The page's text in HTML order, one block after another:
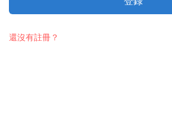
還沒有註冊？